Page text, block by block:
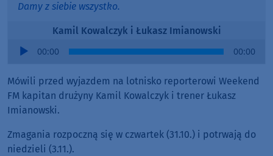
Damy z siebie wszystko.
Kamil Kowalczyk i Łukasz Imianowski
Audio
00:00 00:00
Mówili przed wyjazdem na lotnisko reporterowi Weekend
FM kapitan drużyny Kamil Kowalczyk i trener Łukasz
Imianowski.
Zmagania rozpoczną się w czwartek (31.10.) i potrwają do
niedzieli (3.11.).